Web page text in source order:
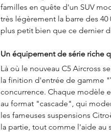
familles en quête d'un SUV
très légèrement la barre des
plus petit bien que ce dernier
Un équipement de série riche
Là où le nouveau C5 Aircross
la finition d'entrée de gamme
concurrence. Chaque modèle
au format "cascade", qui
les fameuses suspensions
la partie, tout comme l'aide au